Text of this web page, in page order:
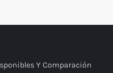
Y Comparación